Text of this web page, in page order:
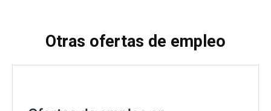
Otras ofertas de empleo